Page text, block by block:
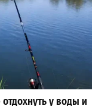
у воды и